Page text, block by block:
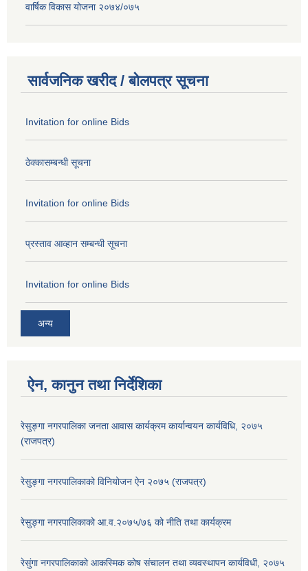
वार्षिक विकास योजना २०७४/०७५
सार्वजनिक खरीद / बोलपत्र सूचना
Invitation for online Bids
ठेक्कासम्बन्धी सूचना
Invitation for online Bids
प्रस्ताव आव्हान सम्बन्धी सूचना
Invitation for online Bids
अन्य
ऐन, कानुन तथा निर्देशिका
रेसुङ्गा नगरपालिका जनता आवास कार्यक्रम कार्यान्वयन कार्यविधि, २०७५
(राजपत्र)
रेसुङ्गा नगरपालिकाको विनियोजन ऐन २०७५ (राजपत्र)
रेसुङ्गा नगरपालिकाको आ.व.२०७५/७६ को नीति तथा कार्यक्रम
रेसुंगा नगरपालिकाको आकस्मिक कोष संचालन तथा व्यवस्थापन कार्यविधी, २०७५